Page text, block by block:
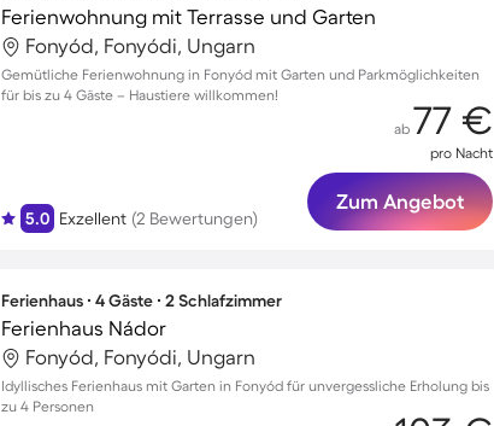
Ferienwohnung mit Terrasse und Garten
Fonyód, Fonyódi, Ungarn
Gemütliche Ferienwohnung in Fonyód mit Garten und Parkmöglichkeiten
für bis zu 4 Gäste – Haustiere willkommen!
5.0 Exzellent (2 Bewertungen)
ab 77 €
pro Nacht
Zum Angebot
Ferienhaus ∙ 4 Gäste ∙ 2 Schlafzimmer
Ferienhaus Nádor
Fonyód, Fonyódi, Ungarn
Idyllisches Ferienhaus mit Garten in Fonyód für unvergessliche Erholung bis
zu 4 Personen